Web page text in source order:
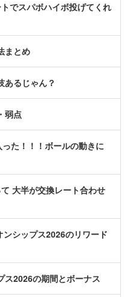
でスパボハイボ投げてくれ
まとめ
あるじゃん？
弱点
た！！！ボールの動きに
大半が交換レート合わせ
シップス2026のリワード
ス2026の期間とボーナス